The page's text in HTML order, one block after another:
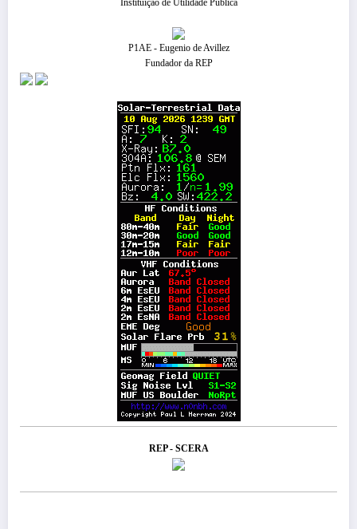
Instituição de Utilidade Pública
P1AE - Eugenio de Avillez
Fundador da REP
REP - SCERA